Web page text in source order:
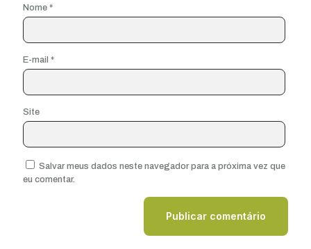
Nome *
E-mail *
Site
Salvar meus dados neste navegador para a próxima vez que
eu comentar.